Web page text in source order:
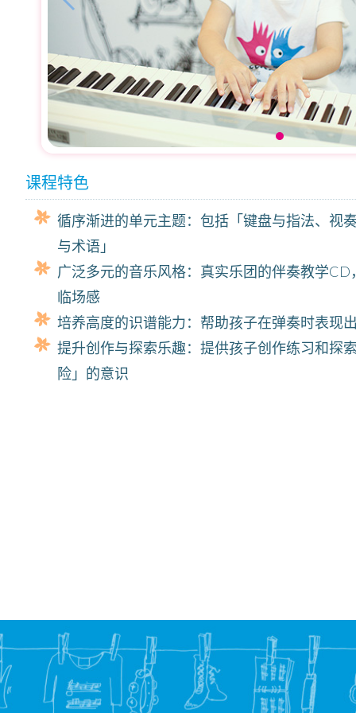
课程特色
循序渐进的单元主题：包括「键盘与指法、视
与术语」
广泛多元的音乐风格：真实乐团的伴奏教学
临场感
培养高度的识谱能力：帮助孩子在弹奏时表现
提升创作与探索乐趣：提供孩子创作练习和探
险」的意识